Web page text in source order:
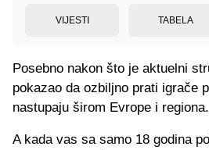
VIJESTI TABELA
Posebno nakon što je aktuelni
pokazao da ozbiljno prati igrače
nastupaju širom Evrope i regiona.
A kada vas sa samo 18 godina